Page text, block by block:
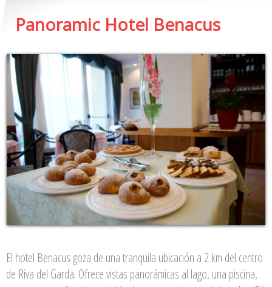
Panoramic Hotel Benacus
El hotel Benacus goza de una tranquila ubicación a 2 km del centro
de Riva del Garda. Ofrece vistas panorámicas al lago, una piscina,